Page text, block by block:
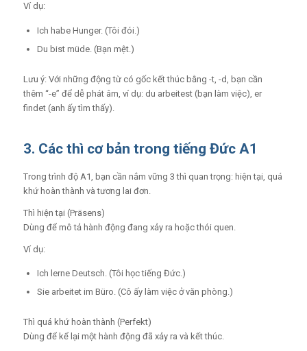
Ví dụ:
Ich habe Hunger. (Tôi đói.)
Du bist müde. (Bạn mệt.)
Lưu ý: Với những động từ có gốc kết thúc bằng -t, -d, bạn cần
thêm “-e” để dễ phát âm, ví dụ: du arbeitest (bạn làm việc), er
findet (anh ấy tìm thấy).
3. Các thì cơ bản trong tiếng Đức A1
Trong trình độ A1, bạn cần nắm vững 3 thì quan trọng: hiện tại, quá
khứ hoàn thành và tương lai đơn.
Thì hiện tại (Präsens)
Dùng để mô tả hành động đang xảy ra hoặc thói quen.
Ví dụ:
Ich lerne Deutsch. (Tôi học tiếng Đức.)
Sie arbeitet im Büro. (Cô ấy làm việc ở văn phòng.)
Thì quá khứ hoàn thành (Perfekt)
Dùng để kể lại một hành động đã xảy ra và kết thúc.